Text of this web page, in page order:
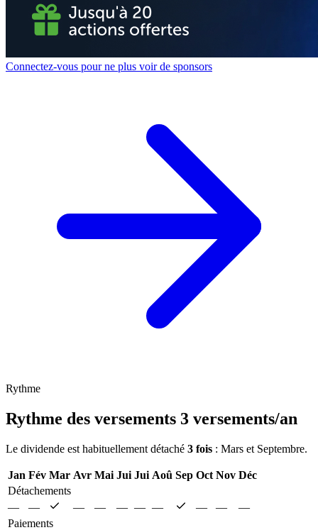
Connectez-vous pour ne plus voir de sponsors
Rythme
Rythme des versements 3 versements/an
Le dividende est habituellement détaché 3 fois : Mars et Septembre.
Jan Fév Mar Avr Mai Jui Jui Aoû Sep Oct Nov Déc
Détachements
—
— — — — — — — —
—
Paiements